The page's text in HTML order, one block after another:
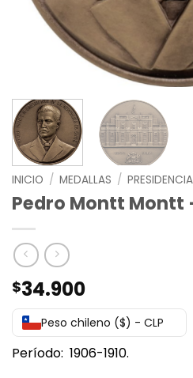
INICIO / MEDALLAS /
Pedro Montt Montt
$34.900
Peso chileno ($) - CLP
Período: 1906-1910.